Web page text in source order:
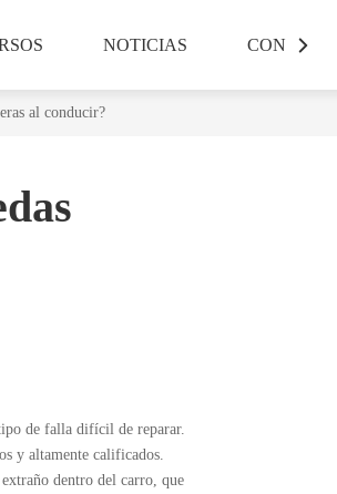
NOTICIAS CONTACTO
al conducir?
de falla difícil de reparar.
y altamente calificados.
dentro del carro, que